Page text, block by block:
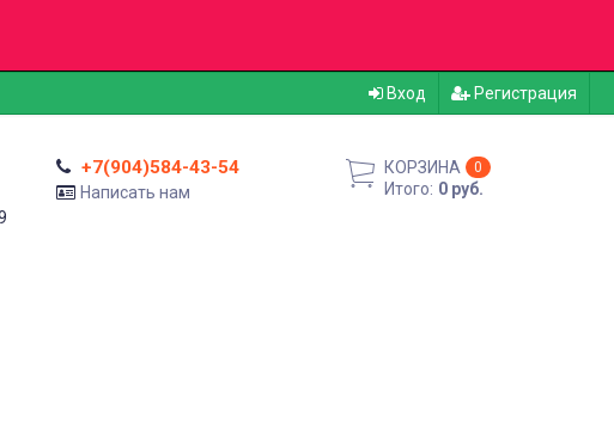
Вход Регистрация
+7(904)584-43-54
Написать нам
КОРЗИНА 0
Итого: 0 руб.